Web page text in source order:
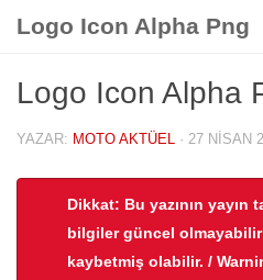
Logo Icon Alpha Png
Logo Icon Alpha
YAZAR: MOTO AKTÜEL · 27 NISAN
Dikkat: Bu yazının
bilgiler güncel
kaybetmiş olabilir. /